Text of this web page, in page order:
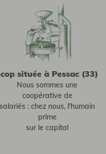
située à Pessac (33)
Nous sommes une
coopérative de
salariés : chez nous, l'humain
prime
sur le capital